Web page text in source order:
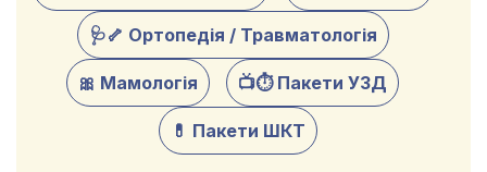
🩺🦴 Ортопедія / Травматологія
🎀 Мамологія 📺⏱️ Пакети УЗД
💊 Пакети ШКТ